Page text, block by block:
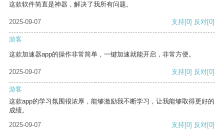
这款软件简直是神器，解决了我所有问题。
2025-09-07 支持[0] 反对[0]
游客
这款加速器app的操作非常简单，一键加速就能开启，非常方便。
2025-09-07 支持[0] 反对[0]
游客
这款app的学习氛围很浓厚，能够激励我不断学习，让我能够取得更好的
成绩。
2025-09-07
支持[0] 反对[0]